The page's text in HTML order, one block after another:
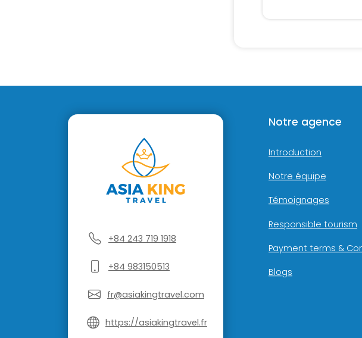
+84 243 719 1918
+84 983150513
fr@asiakingtravel.com
https://asiakingtravel.fr
Notre agence
Introduction
Notre équipe
Témoignages
Responsible tourism
Payment terms &
Blogs